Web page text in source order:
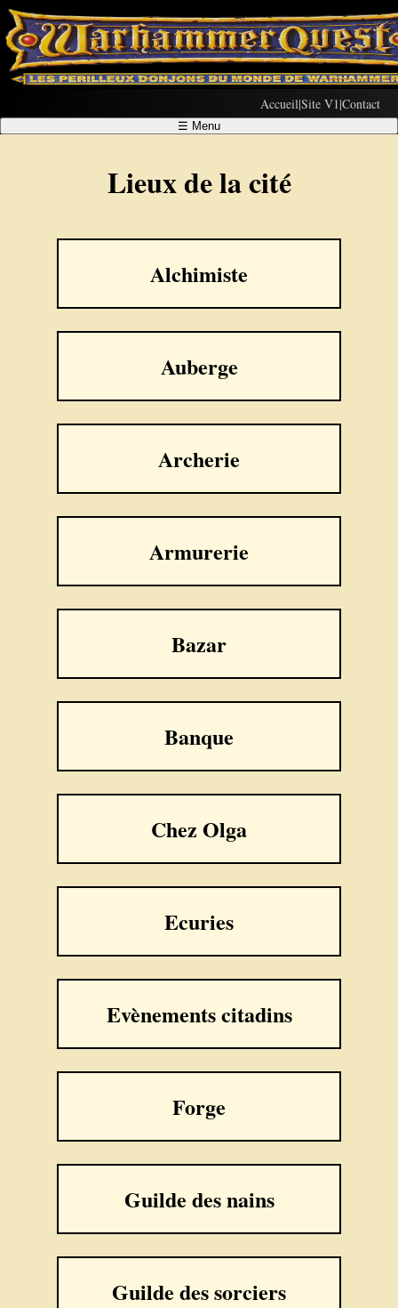
Accueil|Site V1|Contact
☰ Menu
Lieux de la cité
Alchimiste
Auberge
Archerie
Armurerie
Bazar
Banque
Chez Olga
Ecuries
Evènements citadins
Forge
Guilde des nains
Guilde des sorciers